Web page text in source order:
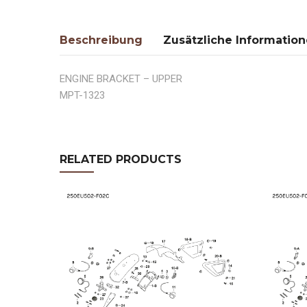
Beschreibung Zusätzliche
ENGINE BRACKET – UPPER
MPT-1323
RELATED PRODUCTS